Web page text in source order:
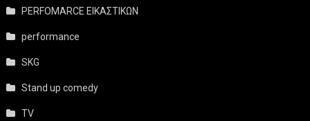
PERFOMARCE ΕΙΚΑΣΤΙΚΩΝ
performance
SKG
Stand up comedy
TV